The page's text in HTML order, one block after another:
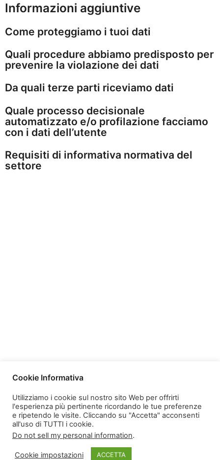
Informazioni aggiuntive
Come proteggiamo i tuoi dati
Quali procedure abbiamo predisposto per
prevenire la violazione dei dati
Da quali terze parti riceviamo dati
Quale processo decisionale
automatizzato e/o profilazione facciamo
con i dati dell’utente
Requisiti di informativa normativa del
settore
© 2026 Marchio Registrato Spotted Vesuviana
Cookie Informativa
Utilizziamo i cookie sul nostro sito Web per offrirti
l'esperienza più pertinente ricordando le tue preferenze
e ripetendo le visite. Cliccando su "Accetta" acconsenti
all'uso di TUTTI i cookie.
Do not sell my personal information.
Cookie impostazioni ACCETTA